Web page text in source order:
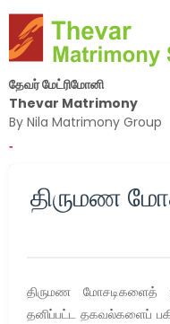
தேவர் மேட்ரிமோனி
Thevar Matrimony
By Nila Matrimony Group
-
திருமண
திருமண
தனிப்பட்ட தகவல்களைப்